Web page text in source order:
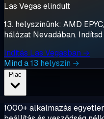
Las Vegas elindult
13. helyszínünk: AMD
hálózat Nevadában.
Indítás Las Vegasban →
Mind a 13 helyszín →
1000+ alkalmazás